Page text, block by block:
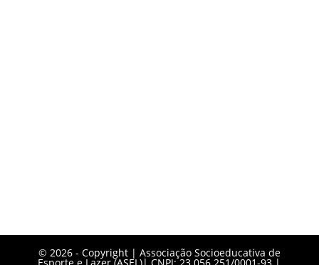
©️ 2026 - Copyright | Associação Socioeducativa de
Esporte e Lazer (ASEL)| CNPJ: 23.056.251/0001-93 |